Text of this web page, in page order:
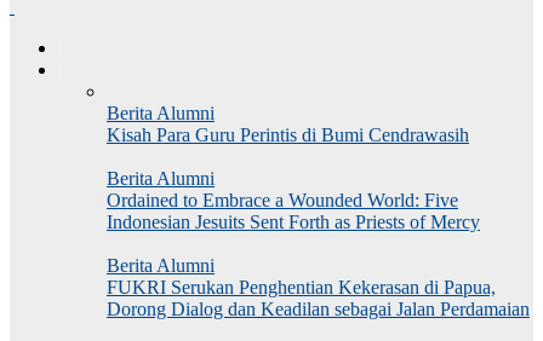
Berita Alumni
Kisah Para Guru Perintis di Bumi Cendrawasih
Berita Alumni
Ordained to Embrace a Wounded World: Five
Indonesian Jesuits Sent Forth as Priests of Mercy
Berita Alumni
FUKRI Serukan Penghentian Kekerasan di Papua,
Dorong Dialog dan Keadilan sebagai Jalan Perdamaian